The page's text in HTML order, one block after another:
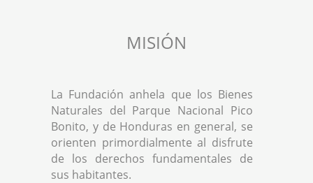
MISIÓN
La Fundación anhela que los Bienes
Naturales del Parque Nacional Pico
Bonito, y de Honduras en general, se
orienten primordialmente al disfrute
de los derechos fundamentales de
sus habitantes.